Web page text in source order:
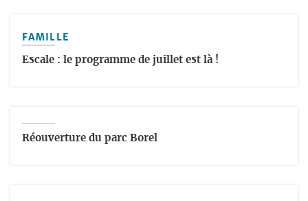
FAMILLE
Escale : le programme de juillet est là !
Réouverture du parc Borel